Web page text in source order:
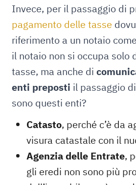
Invece, per il passaggio di
pagamento delle tasse
riferimento a un notaio
il notaio non si occupa solo
tasse, ma anche di
enti preposti il passaggio
sono questi enti?
Catasto, perché c’è da
visura catastale con il
Agenzia delle Entrate,
gli eredi non sono più